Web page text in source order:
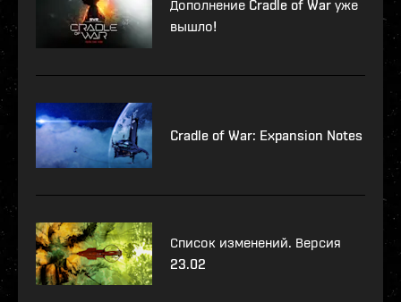
Дополнение Cradle of War уже
вышло!
Cradle of War: Expansion Notes
Список изменений. Версия
23.02